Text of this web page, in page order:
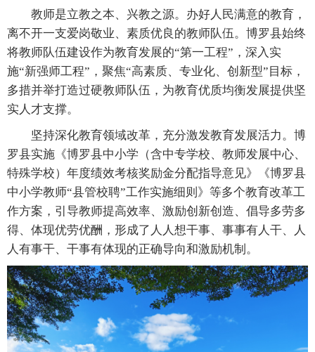
教师是立教之本、兴教之源。办好人民满意的教育，
离不开一支爱岗敬业、素质优良的教师队伍。博罗县始终
将教师队伍建设作为教育发展的“第一工程”，深入实
施“新强师工程”，聚焦“高素质、专业化、创新型”目标，
多措并举打造过硬教师队伍，为教育优质均衡发展提供坚
实人才支撑。
坚持深化教育领域改革，充分激发教育发展活力。博
罗县实施《博罗县中小学（含中专学校、教师发展中心、
特殊学校）年度绩效考核奖励金分配指导意见》《博罗县
中小学教师“县管校聘”工作实施细则》等多个教育改革工
作方案，引导教师提高效率、激励创新创造、倡导多劳多
得、体现优劳优酬，形成了人人想干事、事事有人干、人
人有事干、干事有体现的正确导向和激励机制。